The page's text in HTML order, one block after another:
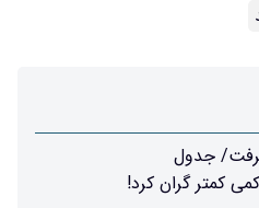
جدول
کمتر گران کرد!